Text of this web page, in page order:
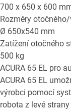
700 x 650 x 600
Rozměry
Ø 650x540 mm
Zatížení otočného
500 kg
ACURA 65 EL pro
ACURA 65 EL
výrobci pomocí
robota z levé